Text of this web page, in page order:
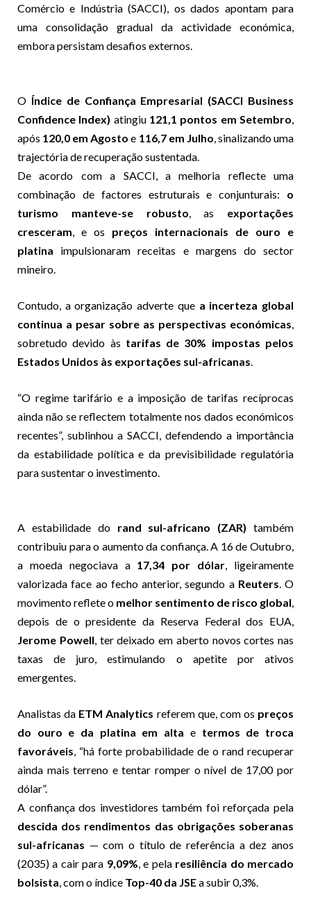
Comércio e Indústria (SACCI), os dados apontam para
uma consolidação gradual da actividade económica,
embora persistam desafios externos.
O Índice de Confiança Empresarial (SACCI Business
Confidence Index) atingiu 121,1 pontos em Setembro,
após 120,0 em Agosto e 116,7 em Julho, sinalizando uma
trajectória de recuperação sustentada.
De acordo com a SACCI, a melhoria reflecte uma
combinação de factores estruturais e conjunturais: o
turismo manteve-se robusto, as exportações
cresceram, e os preços internacionais de ouro e
platina impulsionaram receitas e margens do sector
mineiro.
Contudo, a organização adverte que a incerteza global
continua a pesar sobre as perspectivas económicas,
sobretudo devido às tarifas de 30% impostas pelos
Estados Unidos às exportações sul-africanas.
“O regime tarifário e a imposição de tarifas recíprocas
ainda não se reflectem totalmente nos dados económicos
recentes”, sublinhou a SACCI, defendendo a importância
da estabilidade política e da previsibilidade regulatória
para sustentar o investimento.
A estabilidade do rand sul-africano (ZAR) também
contribuiu para o aumento da confiança. A 16 de Outubro,
a moeda negociava a 17,34 por dólar, ligeiramente
valorizada face ao fecho anterior, segundo a Reuters. O
movimento reflete o melhor sentimento de risco global,
depois de o presidente da Reserva Federal dos EUA,
Jerome Powell, ter deixado em aberto novos cortes nas
taxas de juro, estimulando o apetite por ativos
emergentes.
Analistas da ETM Analytics referem que, com os preços
do ouro e da platina em alta e termos de troca
favoráveis, “há forte probabilidade de o rand recuperar
ainda mais terreno e tentar romper o nível de 17,00 por
dólar”.
A confiança dos investidores também foi reforçada pela
descida dos rendimentos das obrigações soberanas
sul-africanas — com o título de referência a dez anos
(2035) a cair para 9,09%, e pela resiliência do mercado
bolsista, com o índice Top-40 da JSEa subir 0,3%.